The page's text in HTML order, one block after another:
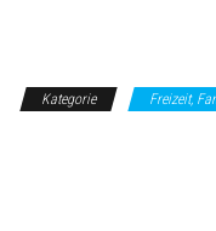
Kategorie Freizeit,